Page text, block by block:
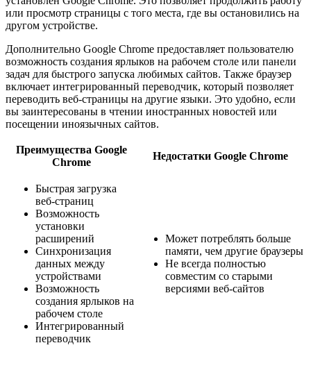
или просмотр страницы с того места, где вы остановились на
другом устройстве.
Дополнительно Google Chrome предоставляет пользователю
возможность создания ярлыков на рабочем столе или панели
задач для быстрого запуска любимых сайтов. Также браузер
включает интегрированный переводчик, который позволяет
переводить веб-страницы на другие языки. Это удобно, если
вы заинтересованы в чтении иностранных новостей или
посещении иноязычных сайтов.
Преимущества Google
Chrome
Недостатки Google Chrome
Быстрая загрузка
веб-страниц
Возможность
установки
расширений
Синхронизация
данных между
устройствами
Возможность
создания ярлыков на
рабочем столе
Интегрированный
переводчик
Может потреблять больше
памяти, чем другие браузеры
Не всегда полностью
совместим со старыми
версиями веб-сайтов